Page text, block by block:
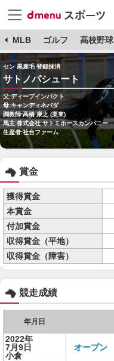
MLB ゴルフ 高校野球
セン 黒鹿毛 登録抹消
サトノパシュート
父:ディープインパクト
母:キャンディネバダ
調教師:高橋 康之 (栗東)
馬主:株式会社 サトミホースカンパニー
生産者:社台ファーム
賞金
獲得賞金
本賞金
付加賞金
収得賞金（平地）
収得賞金（障害）
競走成績
年月日
2022年
7月9日
小倉
オープン